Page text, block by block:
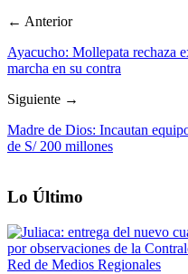
← Anterior
Ayacucho: Mollepata rechaza
marcha en su contra
Siguiente →
Madre de Dios: Incautan
de S/ 200 millones
Lo Último
Red de Medios Regionales